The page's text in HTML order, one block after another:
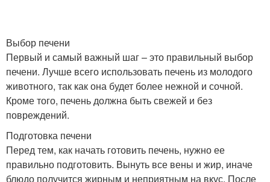
Выбор печени
Первый и самый важный шаг – это правильный выбор
печени. Лучше всего использовать печень из молодого
животного, так как она будет более нежной и сочной.
Кроме того, печень должна быть свежей и без
повреждений.
Подготовка печени
Перед тем, как начать готовить печень, нужно ее
правильно подготовить. Вынуть все вены и жир, иначе
блюдо получится жирным и неприятным на вкус. После